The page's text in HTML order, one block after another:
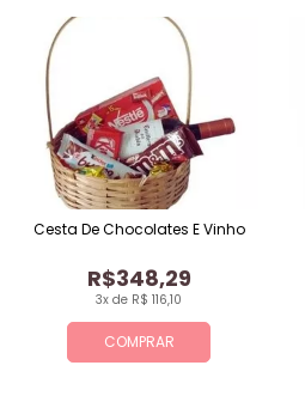
COMPRAR
3x de R$ 116,10
R$348,29
Cesta De Chocolates E Vinho